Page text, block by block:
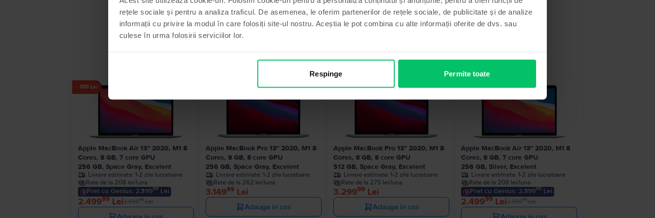
rețele sociale și pentru a analiza traficul. De asemenea, le oferim partenerilor de rețele sociale, de publicitate și de analize
informații cu privire la modul în care folosiți site-ul nostru. Aceștia le pot combina cu alte informații oferite de dvs. sau
culese în urma folosirii serviciilor lor.
Respinge Permite toate
- 100 Lei
Apple MacBook Air 13″ 2020, M1 8
Cores, 8 GB, 7 core GPU
256 GB, Space Gray, Excelent
Livrare estimata: 1-2 zile lucratoare
Rate de la 208 lei/luna
Pret cu Genius: 2.39999Lei
2.49999Lei2.59999Lei
Apple MacBook Pro 13″ 2020, M1 8
Cores, 8 GB, 8 core GPU
256 GB, Space Gray, Excelent
Livrare estimata: 1-2 zile lucratoare
Rate de la 262 lei/luna
3.14999Lei
Adauga in cos
Apple MacBook Pro 13″ 2020, M1 8
Cores, 8 GB, 8 core GPU
512 GB, Space Gray, Excelent
Livrare estimata: 1-2 zile lucratoare
Rate de la 275 lei/luna
3.29999 Lei
Adauga in cos
- 100 Lei
Apple MacBook Air 13″ 2020, M1 8
Cores, 8 GB, 7 core GPU
256 GB, Silver, Excelent
Livrare estimata: 1-2 zile lucratoare
Rate de la 208 lei/luna
Pret cu Genius: 2.39999 Lei
2.49999 Lei2.59999Lei